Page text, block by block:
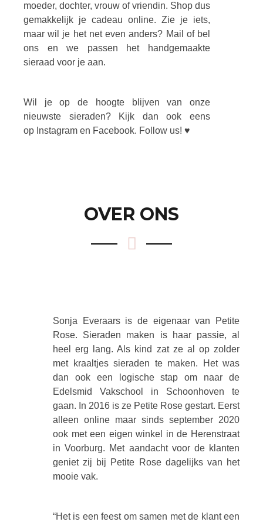
moeder, dochter, vrouw of vriendin. Shop dus
gemakkelijk je cadeau online. Zie je iets,
maar wil je het net even anders? Mail of bel
ons en we passen het handgemaakte
sieraad voor je aan.
Wil je op de hoogte blijven van onze
nieuwste sieraden? Kijk dan ook eens
op Instagram en Facebook. Follow us! ♥
OVER ONS
Sonja Everaars is de eigenaar van Petite
Rose. Sieraden maken is haar passie, al
heel erg lang. Als kind zat ze al op zolder
met kraaltjes sieraden te maken. Het was
dan ook een logische stap om naar de
Edelsmid Vakschool in Schoonhoven te
gaan. In 2016 is ze Petite Rose gestart. Eerst
alleen online maar sinds september 2020
ook met een eigen winkel in de Herenstraat
in Voorburg. Met aandacht voor de klanten
geniet zij bij Petite Rose dagelijks van het
mooie vak.
“Het is een feest om samen met de klant een